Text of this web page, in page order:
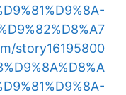
story16195800